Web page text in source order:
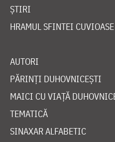
ȘTIRI
HRAMUL SFINTEI
AUTORI
PĂRINȚI DUHOVNICEȘTI
MAICI CU VIAȚĂ
TEMATICĂ
SINAXAR ALFABETIC